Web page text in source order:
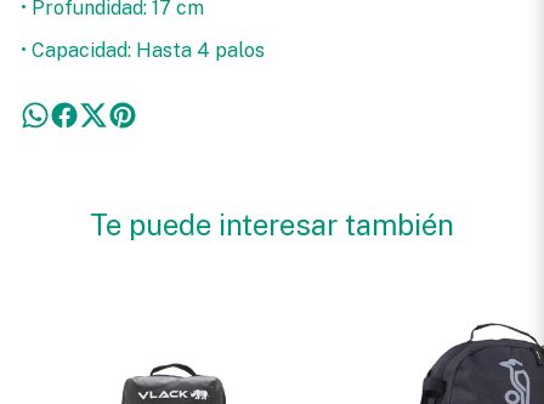
• Profundidad: 17 cm
• Capacidad: Hasta 4 palos
Te puede interesar también